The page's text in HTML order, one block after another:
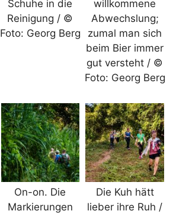
Schuhe in die
Reinigung / ©
Foto: Georg Berg
willkommene
Abwechslung;
zumal man sich
beim Bier immer
gut versteht / ©
Foto: Georg Berg
On-on. Die
Markierungen
Die Kuh hätt
lieber ihre Ruh /